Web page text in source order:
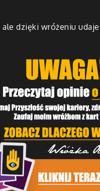
dzięki wróżeniu